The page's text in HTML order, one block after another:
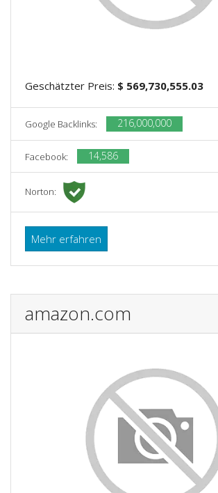
Geschätzter Preis: $ 569,730,555.03
Google Backlinks: 216,000,000
Facebook: 14,586
Norton:
Mehr erfahren
amazon.com